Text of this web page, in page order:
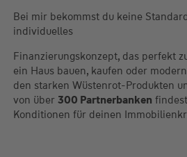
Bei mir bekommst du keine
individuelles
Finanzierungskonzept, das perfekt
ein Haus bauen, kaufen oder
den starken Wüstenrot-Produkten
von über 300 Partnerbanken
Konditionen für deinen